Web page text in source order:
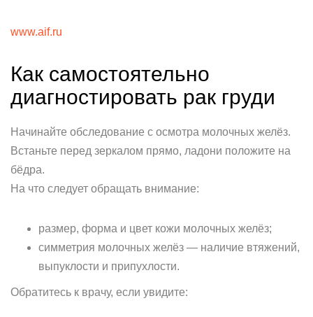
www.aif.ru
Как самостоятельно
диагностировать рак груди
Начинайте обследование с осмотра молочных желёз.
Встаньте перед зеркалом прямо, ладони положите на
бёдра.
На что следует обращать внимание:
размер, форма и цвет кожи молочных желёз;
симметрия молочных желёз — наличие втяжений,
выпуклости и припухлости.
Обратитесь к врачу, если увидите: